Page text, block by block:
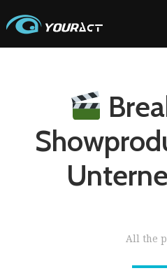
All the